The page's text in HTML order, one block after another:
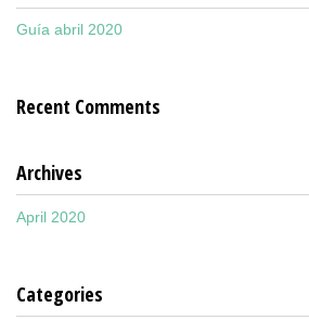
Guía abril 2020
Recent Comments
Archives
April 2020
Categories